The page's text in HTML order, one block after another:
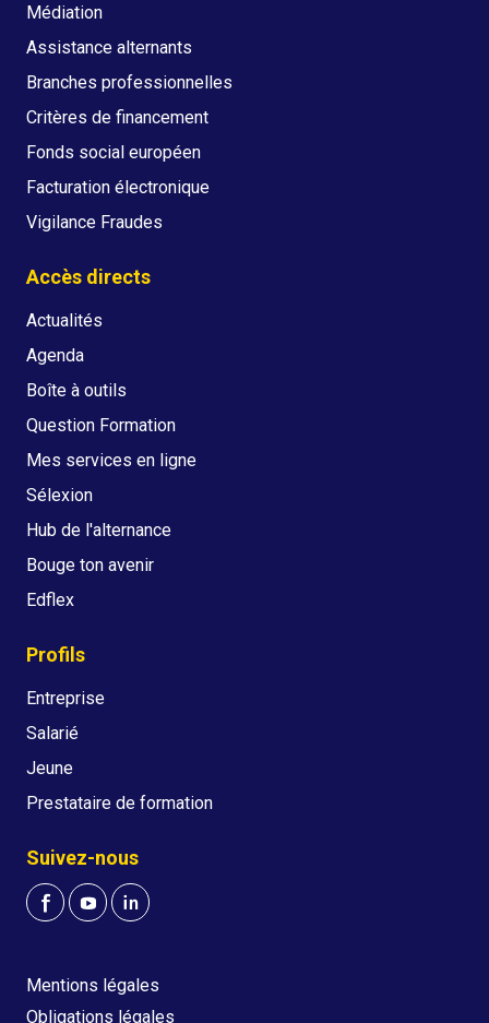
Médiation
Assistance alternants
Branches professionnelles
Critères de financement
Fonds social européen
Facturation électronique
Vigilance Fraudes
Accès directs
Actualités
Agenda
Boîte à outils
Question Formation
Mes services en ligne
Sélexion
Hub de l'alternance
Bouge ton avenir
Edflex
Profils
Entreprise
Salarié
Jeune
Prestataire de formation
Suivez-nous
Mentions légales
Obligations légales